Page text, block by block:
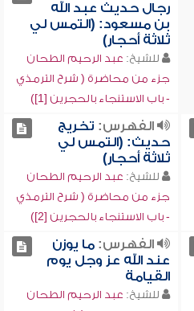
رجال حديث عبد الله
بن مسعود: (التمس لي
ثلاثة أحجار)
للشيخ: عبد الرحيم الطحان
جزء من محاضرة ( شرح الترمذي
- باب الاستنجاء بالحجرين [1])
الفهرس: تخريج
حديث: (التمس لي
ثلاثة أحجار)
للشيخ: عبد الرحيم الطحان
جزء من محاضرة ( شرح الترمذي
- باب الاستنجاء بالحجرين [2])
الفهرس:ما يوزن
عند الله عز وجل يوم
القيامة
للشيخ: عبد الرحيم الطحان